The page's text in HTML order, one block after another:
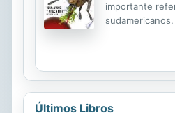
importante
dos décadas
vitícola de
sobre los
Sudamérica,
Últimos Libros